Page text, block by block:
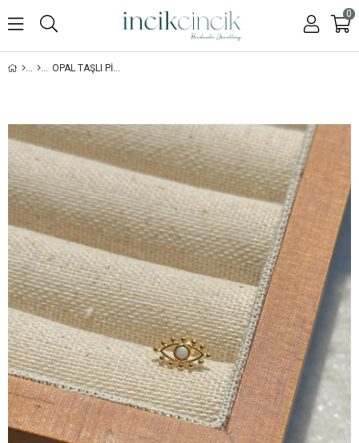
0
OPAL TAŞLI PIERCING - 925 AYAR GÜMÜŞ